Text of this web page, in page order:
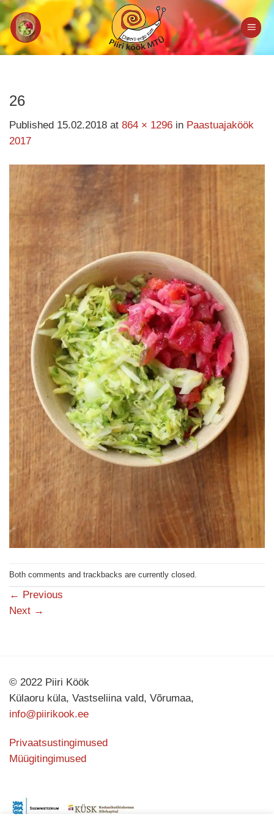
Skip
to
content
26
Published 15.02.2018 at 864 × 1296 in Paastuajaköök
2017
Both comments and trackbacks are currently closed.
← Previous
Next →
© 2022 Piiri Köök
Külaoru küla, Vastseliina vald, Võrumaa,
info@piirikook.ee
Privaatsustingimused
Müügitingimused